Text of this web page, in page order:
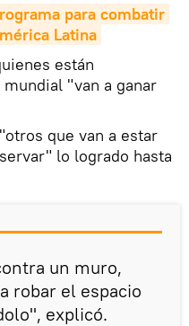
para combatir
Latina
están
"van a ganar
que van a estar
lo logrado hasta
un muro,
robar el espacio
explicó.